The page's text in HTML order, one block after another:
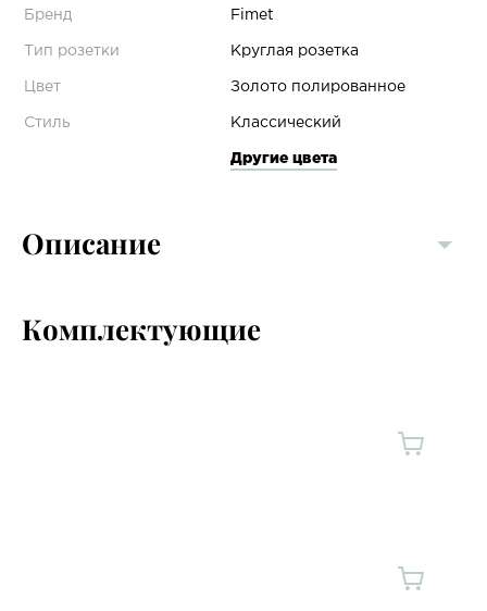
Бренд Fimet
Тип розетки Круглая розетка
Цвет Золото полированное
Стиль Классический
Другие цвета
Описание
Комплектующие